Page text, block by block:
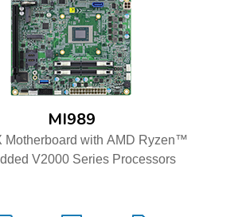
MI989
Motherboard with AMD Ryzen™
V2000 Series Processors